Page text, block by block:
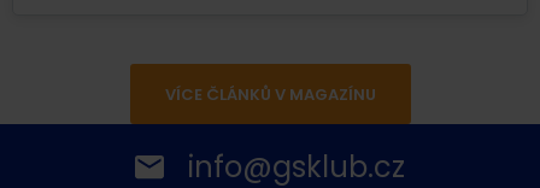
VÍCE ČLÁNKŮ V MAGAZÍNU
info@gsklub.cz